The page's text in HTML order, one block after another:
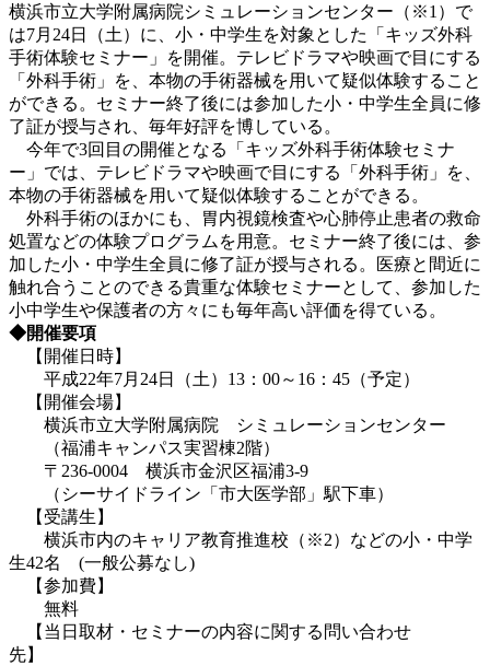
横浜市立大学附属病院シミュレーションセンター（※1）で
は7月24日（土）に、小・中学生を対象とした「キッズ外科
手術体験セミナー」を開催。テレビドラマや映画で目にする
「外科手術」を、本物の手術器械を用いて疑似体験すること
ができる。セミナー終了後には参加した小・中学生全員に修
了証が授与され、毎年好評を博している。
今年で3回目の開催となる「キッズ外科手術体験セミナ
ー」では、テレビドラマや映画で目にする「外科手術」を、
本物の手術器械を用いて疑似体験することができる。
外科手術のほかにも、胃内視鏡検査や心肺停止患者の救命
処置などの体験プログラムを用意。セミナー終了後には、参
加した小・中学生全員に修了証が授与される。医療と間近に
触れ合うことのできる貴重な体験セミナーとして、参加した
小中学生や保護者の方々にも毎年高い評価を得ている。
◆開催要項
【開催日時】
平成22年7月24日（土）13：00～16：45（予定）
【開催会場】
横浜市立大学附属病院 シミュレーションセンター
（福浦キャンパス実習棟2階）
〒236-0004 横浜市金沢区福浦3-9
（シーサイドライン「市大医学部」駅下車）
【受講生】
横浜市内のキャリア教育推進校（※2）などの小・中学
生42名 (一般公募なし)
【参加費】
無料
【当日取材・セミナーの内容に関する問い合わせ
先】